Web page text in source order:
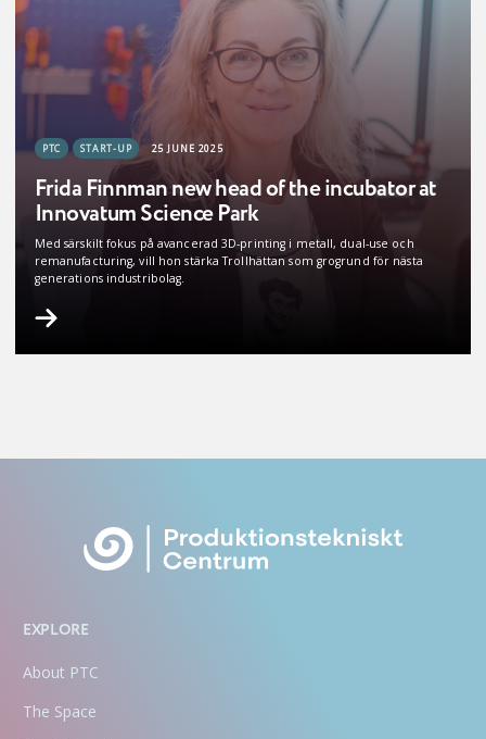
PTC START-UP 25 JUNE 2025
Frida Finnman new head of the incubator at
Innovatum Science Park
Med särskilt fokus på avancerad 3D-printing i metall, dual-use och
remanufacturing, vill hon stärka Trollhättan som grogrund för nästa
generations industribolag.
EXPLORE
About PTC
The Space